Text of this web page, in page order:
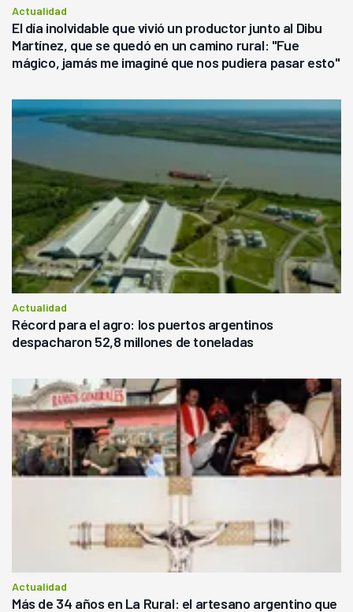
Actualidad
El día inolvidable que vivió un productor junto al Dibu
Martínez, que se quedó en un camino rural: "Fue
mágico, jamás me imaginé que nos pudiera pasar esto"
Actualidad
Récord para el agro: los puertos argentinos
despacharon 52,8 millones de toneladas
Actualidad
Más de 34 años en La Rural: el artesano argentino que